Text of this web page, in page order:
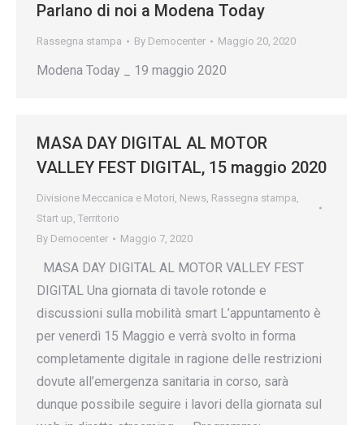
Parlano di noi a Modena Today
Rassegna stampa By Democenter Maggio 20, 2020
Modena Today _ 19 maggio 2020
MASA DAY DIGITAL AL MOTOR
VALLEY FEST DIGITAL, 15 maggio 2020
Divisione Meccanica e Motori, News, Rassegna stampa,
Start up, Territorio
By Democenter Maggio 7, 2020
MASA DAY DIGITAL AL MOTOR VALLEY FEST
DIGITAL Una giornata di tavole rotonde e
discussioni sulla mobilità smart L’appuntamento è
per venerdì 15 Maggio e verrà svolto in forma
completamente digitale in ragione delle restrizioni
dovute all’emergenza sanitaria in corso, sarà
dunque possibile seguire i lavori della giornata sul